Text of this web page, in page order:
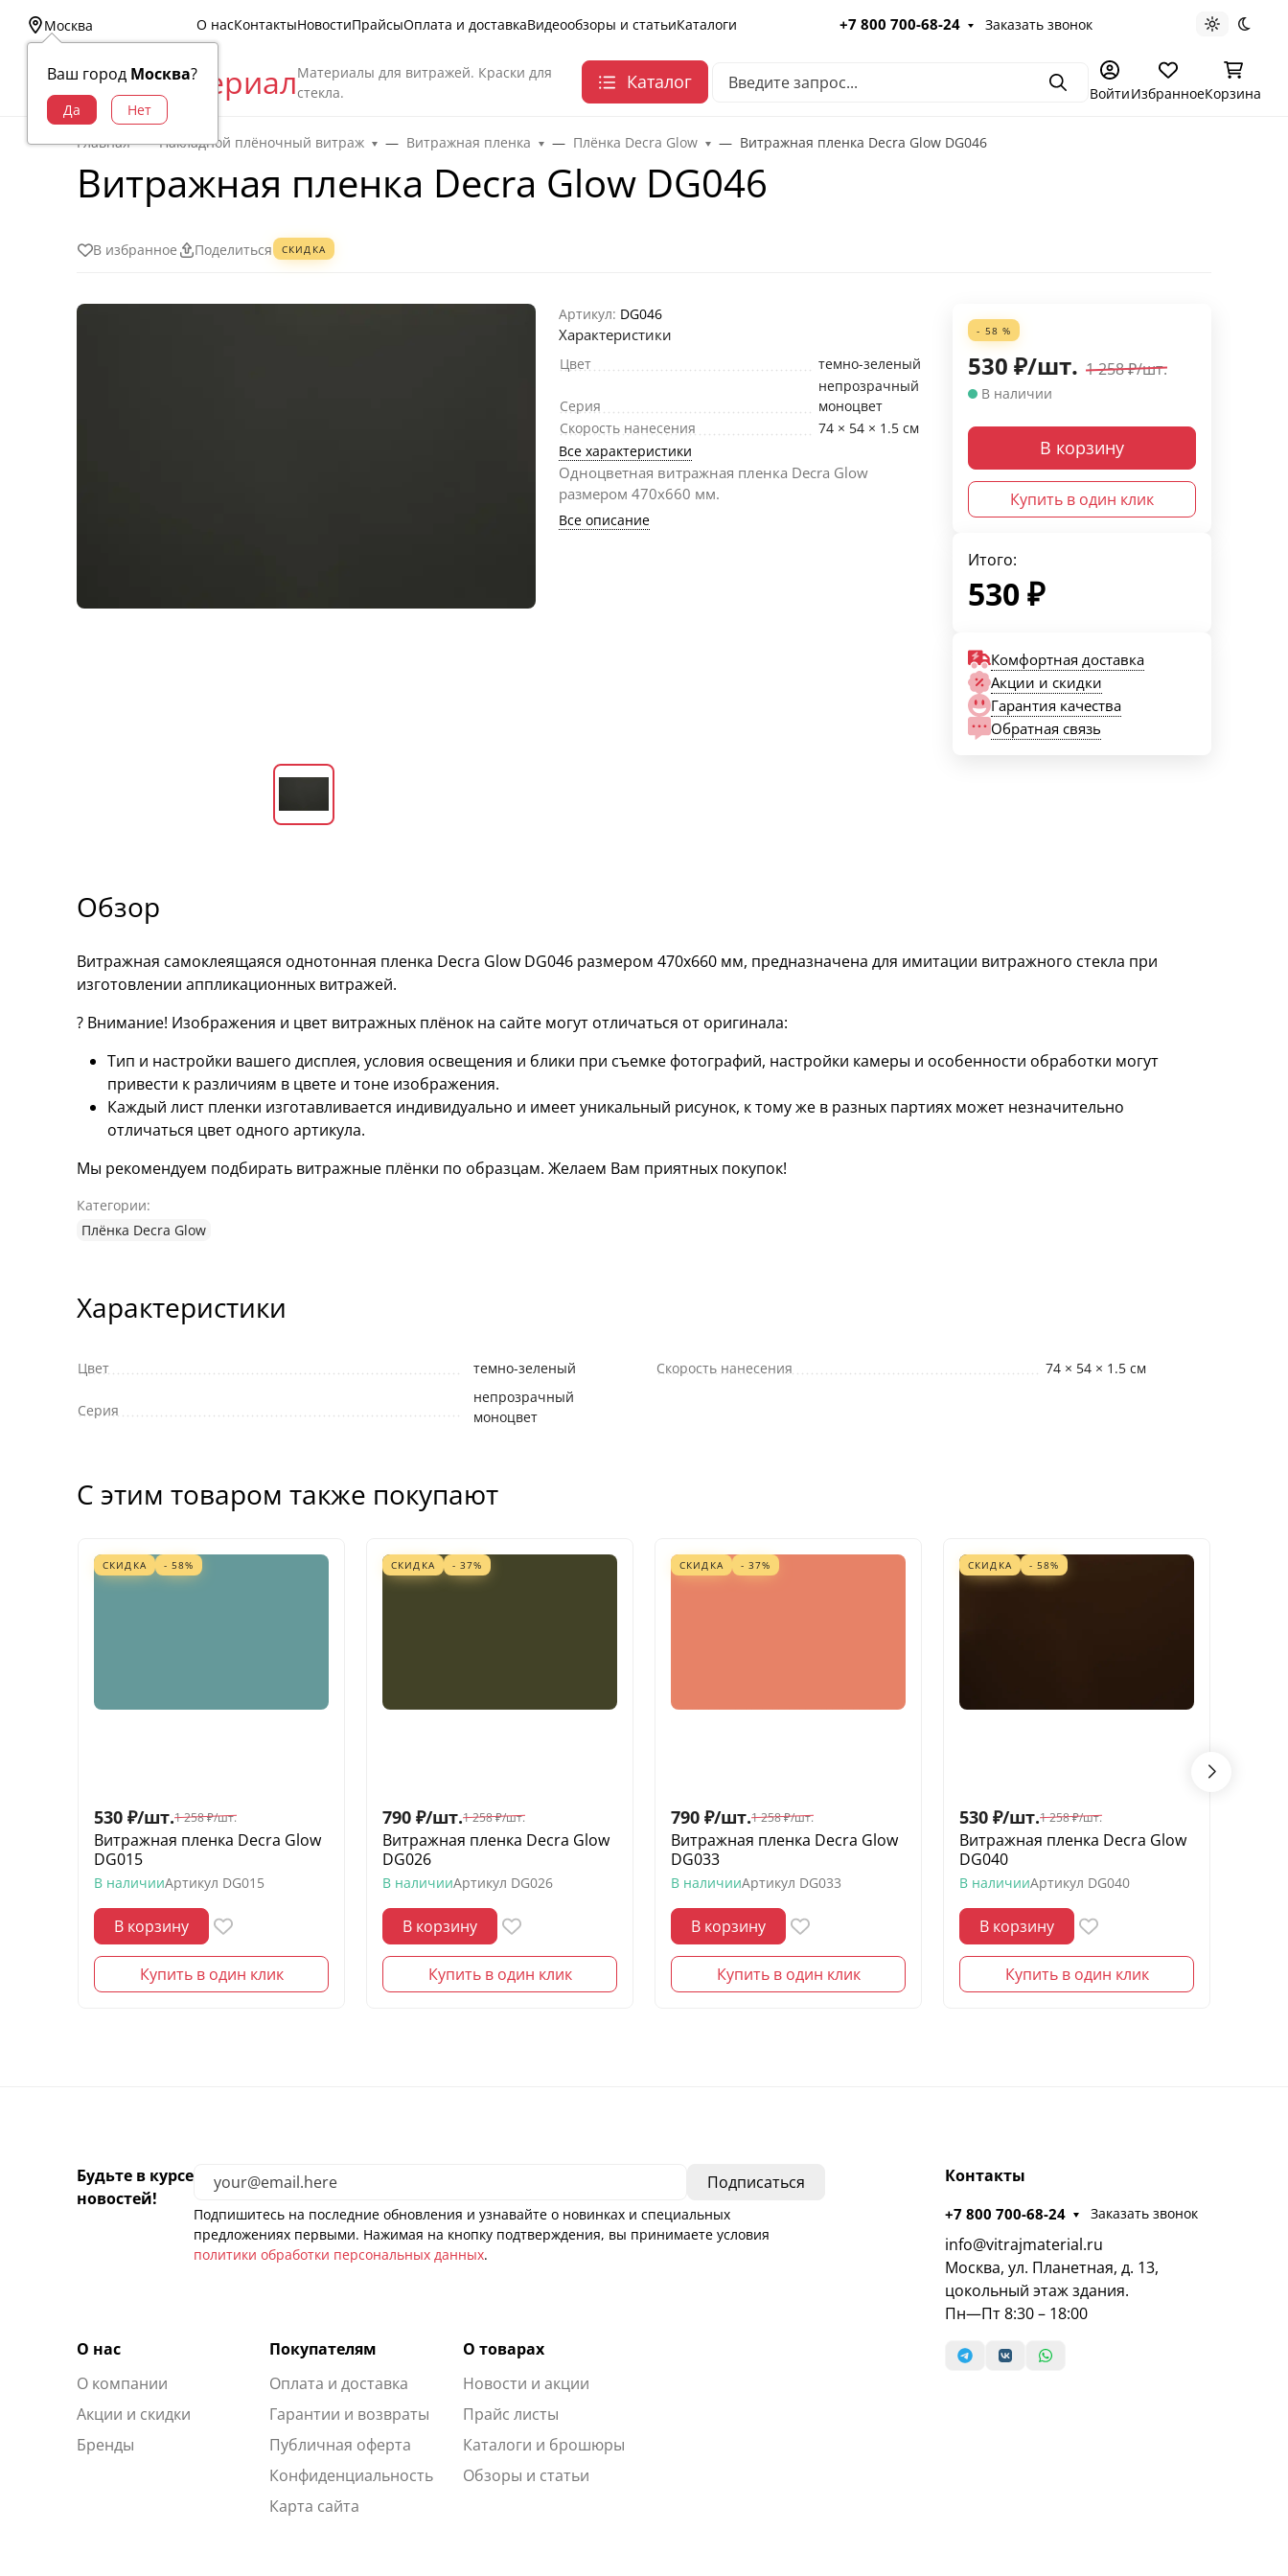
Москва
Ваш город Москва?
О насКонтактыНовостиПрайсыОплата и доставкаВидеообзоры и статьиКаталоги +7 800 700-68-24 Заказать звонок Светлая
Витраж МатериалМатериалы для витражей. Краски для
стекла.
Каталог ПоискВойтиИзбранноеКорзина
Главная Накладной плёночный витраж Витражная пленка Плёнка Decra Glow Витражная пленка Decra Glow DG046
Витражная пленка Decra Glow DG046
В избранное Поделиться СКИДКА
Артикул: DG046
Характеристики
Цвет темно-зеленый
Серия
непрозрачный
моноцвет
Скорость нанесения
74 × 54 × 1.5 см
Все характеристики
Одноцветная витражная пленка Decra Glow
размером 470х660 мм.
Все описание
- 58 %
530 ₽/шт. 1 258₽/шт.
В наличии
В корзину
Купить в один клик
Итого:
530₽
Комфортная доставка
Акции и скидки
Гарантия качества
Обратная связь
Обзор
Витражная самоклеящаяся однотонная пленка Decra Glow DG046 размером 470х660 мм, предназначена для имитации витражного стекла при
изготовлении аппликационных витражей.
? Внимание! Изображения и цвет витражных плёнок на сайте могут отличаться от оригинала:
Тип и настройки вашего дисплея, условия освещения и блики при съемке фотографий, настройки камеры и особенности обработки могут
привести к различиям в цвете и тоне изображения.
Каждый лист пленки изготавливается индивидуально и имеет уникальный рисунок, к тому же в разных партиях может незначительно
отличаться цвет одного артикула.
Мы рекомендуем подбирать витражные плёнки по образцам. Желаем Вам приятных покупок!
Категории:
Плёнка Decra Glow
Характеристики
Цвет темно-зеленый
Серия
непрозрачный
моноцвет
Скорость нанесения 74 × 54 × 1.5 см
С этим товаром также покупают
СКИДКА - 58%
530 ₽/шт.1 258 ₽/шт.
Витражная пленка Decra Glow
DG015
В наличииАртикул DG015
В корзину
Купить в один клик
СКИДКА - 37%
790 ₽/шт.1 258 ₽/шт.
Витражная пленка Decra Glow
DG026
В наличииАртикул DG026
В корзину
Купить в один клик
СКИДКА - 37%
790 ₽/шт.1 258 ₽/шт.
Витражная пленка Decra Glow
DG033
В наличииАртикул DG033
В корзину
Купить в один клик
СКИДКА - 58%
530 ₽/шт.1 258 ₽/шт.
Витражная пленка Decra Glow
DG040
В наличииАртикул DG040
В корзину
Купить в один клик
Будьте в курсе
новостей!
Подпишитесь на последние обновления и узнавайте о новинках и специальных
предложениях первыми. Нажимая на кнопку подтверждения, вы принимаете условия
политики обработки персональных данных.
О нас
О компании
Акции и скидки
Бренды
Покупателям
Оплата и доставка
Гарантии и возвраты
Публичная оферта
Конфиденциальность
Карта сайта
О товарах
Новости и акции
Прайс листы
Каталоги и брошюры
Обзоры и статьи
Контакты
+7 800 700-68-24 Заказать звонок
info@vitrajmaterial.ru
Москва, ул. Планетная, д. 13,
цокольный этаж здания.
Пн—Пт 8:30 – 18:00